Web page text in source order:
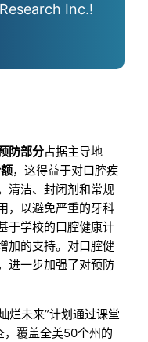
Inc.!
防部分占据主导地
，这得益于对口腔疾
清洁、封闭剂和常规
，以避免严重的牙科
于学校的口腔健康计
加的支持。对口腔健
进一步加强了对预防
烂未来”计划通过课堂
，覆盖全美50个州的